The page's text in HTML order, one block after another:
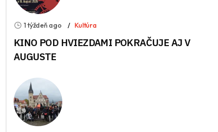
1 týždeň ago Kultúra
KINO POD HVIEZDAMI POKRAČUJE AJ V
AUGUSTE